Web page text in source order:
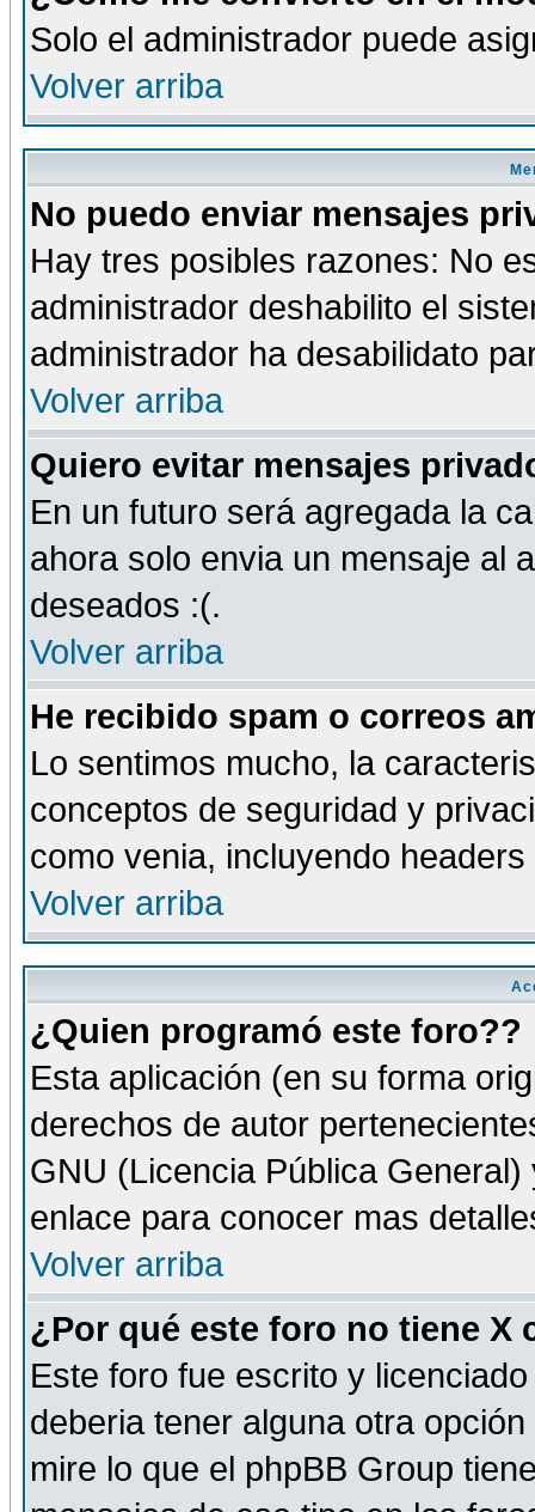
Solo el administrador puede
Volver arriba
No puedo enviar mensajes
Hay tres posibles razones: No
administrador deshabilito el
administrador ha desabilidato
Volver arriba
Quiero evitar mensajes
En un futuro será agregada la
ahora solo envia un mensaje al
deseados :(.
Volver arriba
He recibido spam o correos
Lo sentimos mucho, la
conceptos de seguridad y
como venia, incluyendo
Volver arriba
¿Quien programó este foro??
Esta aplicación (en su forma
derechos de autor
GNU (Licencia Pública
enlace para conocer mas
Volver arriba
¿Por qué este foro no tiene X
Este foro fue escrito y
deberia tener alguna otra
mire lo que el phpBB Group